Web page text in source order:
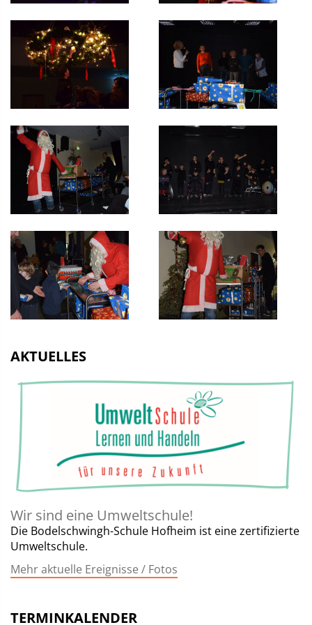
AKTUELLES
Wir sind eine Umweltschule!
Die Bodelschwingh-Schule Hofheim ist eine zertifizierte
Umweltschule.
Mehr aktuelle Ereignisse / Fotos
TERMINKALENDER